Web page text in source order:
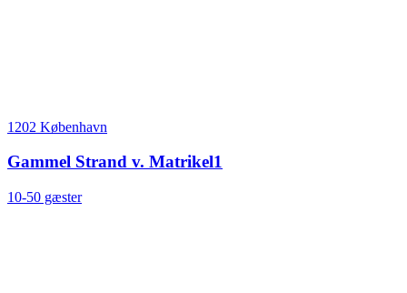
1202 København
Gammel Strand v. Matrikel1
10-50 gæster